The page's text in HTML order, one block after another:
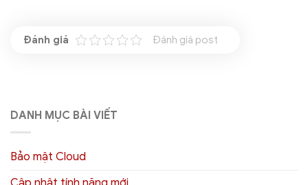
Đánh giá post
DANH MỤC BÀI VIẾT
Bảo mật Cloud